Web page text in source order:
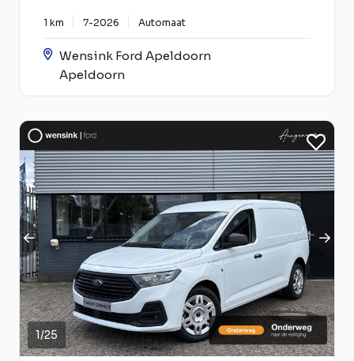
1 km 7-2026 Automaat
Wensink Ford Apeldoorn
Apeldoorn
1/25